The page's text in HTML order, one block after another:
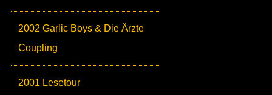
2002 Garlic Boys & Die Ärzte
Coupling
2001 Lesetour